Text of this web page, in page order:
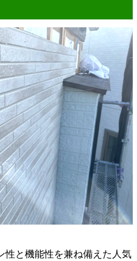
性と機能性を兼ね備えた人気